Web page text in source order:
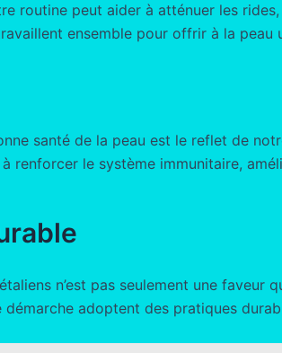
routine peut aider à atténuer les
ensemble pour offrir à la
santé de la peau est le reflet de
renforcer le système immunitaire,
n’est pas seulement une faveur
adoptent des pratiques